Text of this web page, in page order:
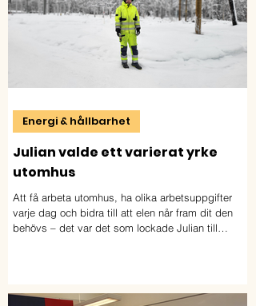
Julian valde ett varierat yrke
utomhus
Att få arbeta utomhus, ha olika arbetsuppgifter
varje dag och bidra till att elen når fram dit den
behövs – det var det som lockade Julian till
Energi & hållbarhet